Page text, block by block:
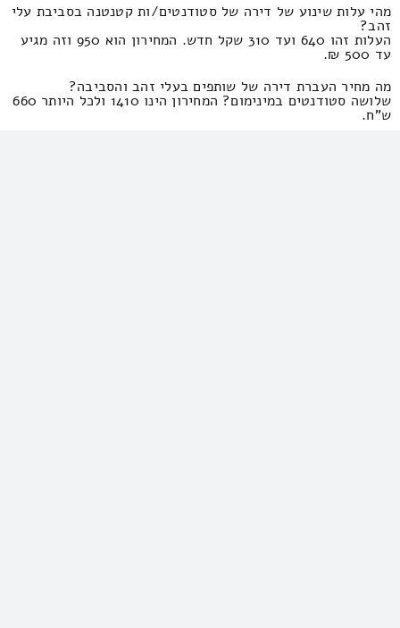
מהי עלות שינוע של דירה של סטודנטים/ות קטנטנה בסביבת עלי
זהב?
העלות זהו 640 ועד 310 שקל חדש. המחירון הוא 950 וזה מגיע
עד 500 ₪.
מה מחיר העברת דירה של שותפים בעלי זהב והסביבה?
שלושה סטודנטים במינימום? המחירון הינו 1410 ולכל היותר 660
ש"ח.